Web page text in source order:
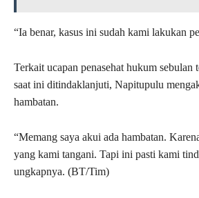
“Ia benar, kasus ini sudah kami lakukan
Terkait ucapan penasehat hukum sebulan
saat ini ditindaklanjuti, Napitupulu
hambatan.
“Memang saya akui ada hambatan.
yang kami tangani. Tapi ini pasti kami
ungkapnya. (BT/Tim)